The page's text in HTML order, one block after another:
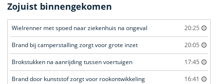
Zojuist binnengekomen
Wielrenner met spoed naar ziekenhuis na ongeval 20:25
Brand bij camperstalling zorgt voor grote inzet 20:05
Brokstukken na aanrijding tussen voertuigen 17:45
Brand door kunststof zorgt voor rookontwikkeling 16:41